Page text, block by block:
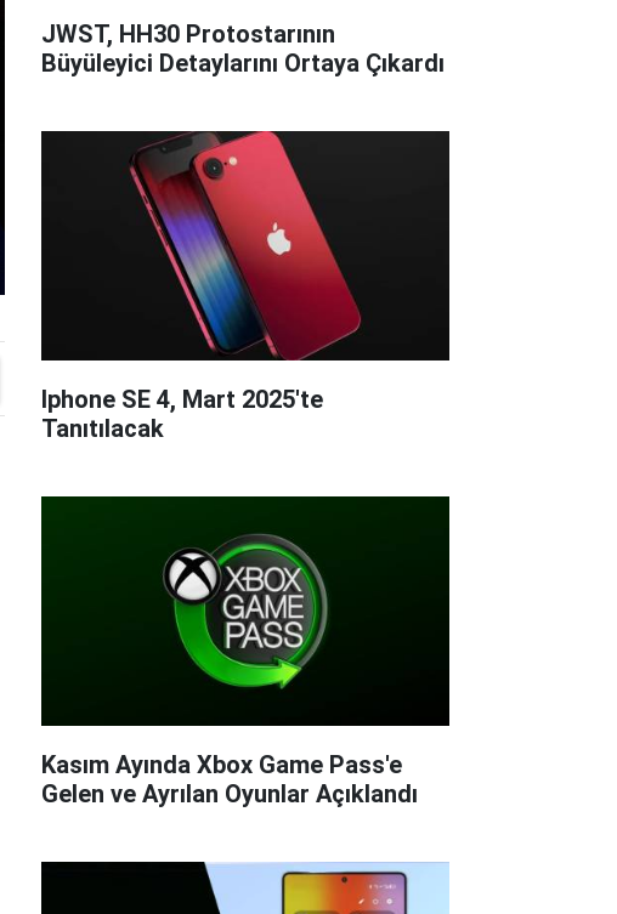
JWST, HH30 Protostarının
Büyüleyici Detaylarını Ortaya Çıkardı
Iphone SE 4, Mart 2025'te
Tanıtılacak
Kasım Ayında Xbox Game Pass'e
Gelen ve Ayrılan Oyunlar Açıklandı